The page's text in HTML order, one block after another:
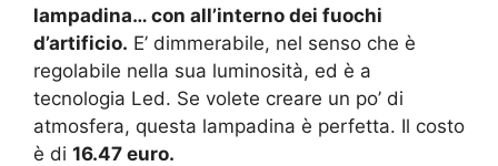
lampadina… con all’interno dei fuochi
d’artificio. E’ dimmerabile, nel senso che è
regolabile nella sua luminosità, ed è a
tecnologia Led. Se volete creare un po’ di
atmosfera, questa lampadina è perfetta. Il costo
è di 16.47 euro.